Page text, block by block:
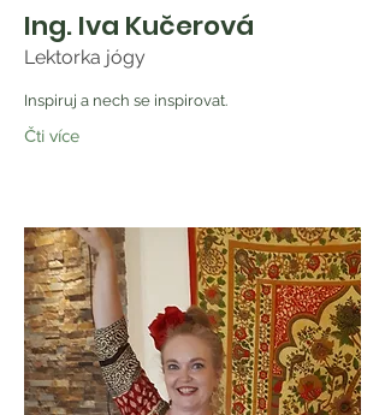
Ing. Iva Kučerová
Lektorka jógy
Inspiruj a nech se inspirovat.
Čti více